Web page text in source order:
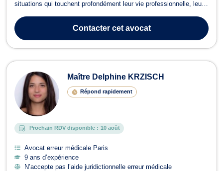
situations qui touchent profondément leur vie professionnelle, leur
santé, dommage corporel, ainsi qu'en droit de la famille, avec une
appro...
Contactercet avocat
Maître Delphine KRZISCH
Répond rapidement
Prochain RDV disponible : 10 août
Avocat erreur médicale Paris
9 ans d’expérience
N’accepte pas l’aide juridictionnelle erreur médicale